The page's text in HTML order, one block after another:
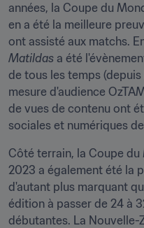
années, la Coupe du
en a été la meilleure
Matildas a été
de tous les temps
mesure d'audience
de vues de contenu ont
sociales et numériques de
Côté terrain, la Coupe du
2023 a également été la
d'autant plus marquant
édition à passer de 24 à
débutantes. La